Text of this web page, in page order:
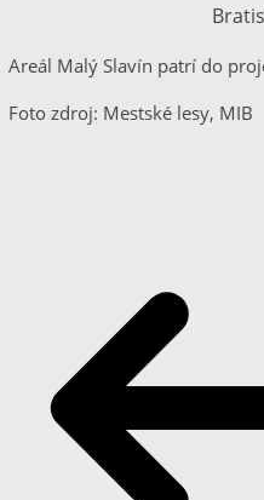
Areál Malý Slavín patrí do
Foto zdroj: Mestské lesy, MIB